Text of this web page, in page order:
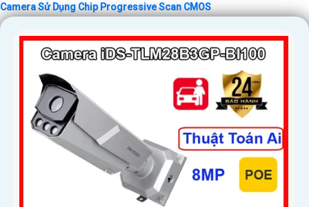
Camera Sử Dụng Chip Progressive Scan CMOS